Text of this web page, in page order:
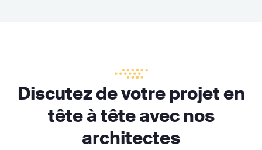
Discutez de votre projet en
tête à tête avec nos
architectes